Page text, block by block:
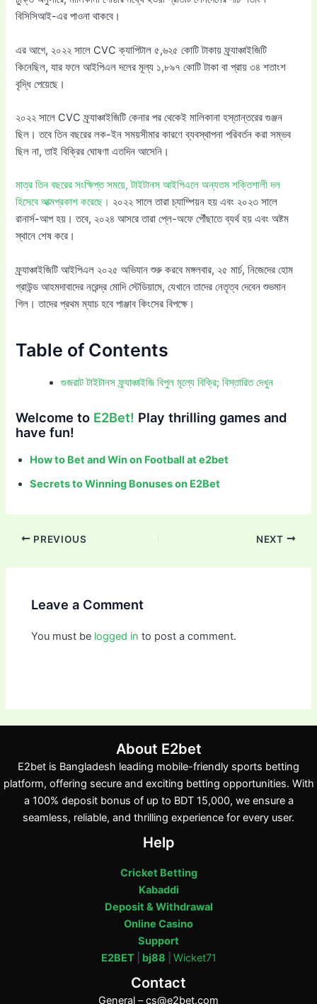
বিসিসিআই-এর পাওনা থাকবে।
এর আগে, ২০২২ সালে CVC ক্যাপিটাল ৫,৬২৫ কোটি টাকায় ফ্র্যাঞ্চাইজিটি
কিনেছিল, যার ফলে আইপিএল দলের মূল্য ১,৮৯৭ কোটি টাকা বা প্রায় ৩৪ শতাংশ
বৃদ্ধি পেয়েছে।
২০২২ সালে CVC ফ্র্যাঞ্চাইজিটি কেনার পর থেকেই মালিকানা হস্তান্তরের গুঞ্জন
ছিল। তবে তিন বছরের লক-ইন সময়সীমার কারণে ব্যবস্থাপনা পরিবর্তন করা সম্ভব
ছিল না, তাই বিক্রির ঘোষণা এতদিন আসেনি।
মাত্র তিন বছরের সংক্ষিপ্ত সময়ে, টাইটানস আইপিএলে অন্যতম শক্তিশালী দল
হিসেবে আত্মপ্রকাশ করেছে। ২০২২ সালে তারা চ্যাম্পিয়ন হয় এবং ২০২৩ সালে
রানার্স-আপ হয়। তবে, ২০২৪ আসরে তারা প্লে-অফে পৌঁছাতে ব্যর্থ হয় এবং অষ্টম
স্থানে শেষ করে।
ফ্র্যাঞ্চাইজিটি আইপিএল ২০২৫ অভিযান শুরু করবে মঙ্গলবার, ২৫ মার্চ, নিজেদের হোম
গ্রাউন্ড আহমদাবাদের নরেন্দ্র মোদি স্টেডিয়ামে, যেখানে তাদের নেতৃত্ব দেবেন শুভমান
গিল। তাদের প্রথম ম্যাচ হবে পাঞ্জাব কিংসের বিপক্ষে।
Table of Contents
গুজরাট টাইটানস ফ্র্যাঞ্চাইজি বিপুল মূল্যে বিক্রি; বিস্তারিত দেখুন
Welcome to E2Bet! Play thrilling games and
have fun!
How to Bet and Win on Football at e2bet
Secrets to Winning Bonuses on E2Bet
PREVIOUS NEXT
Leave a Comment
You must be logged in to post a comment.
About E2bet
E2bet is Bangladesh leading mobile-friendly sports betting
platform, offering secure and exciting betting opportunities. With
a 100% deposit bonus of up to BDT 15,000, we ensure a
seamless, reliable, and thrilling experience for every user.
Help
Cricket Betting
Kabaddi
Deposit & Withdrawal
Online Casino
Support
E2BET| bj88 Wicket71
Contact
General –cs@e2bet.com